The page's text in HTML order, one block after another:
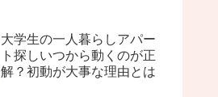
大学生の一人暮らしアパー
ト探しいつから動くのが正
解？初動が大事な理由とは